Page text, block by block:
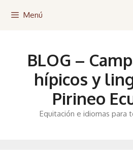
Menú
BLOG –
hípicos y
Pirineo
Equitación e idiomas para